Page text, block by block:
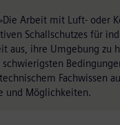
Arbeit mit Luft- oder
Schallschutzes für
aus, ihre Umgebung zu
schwierigsten
Fachwissen
und Möglichkeiten.